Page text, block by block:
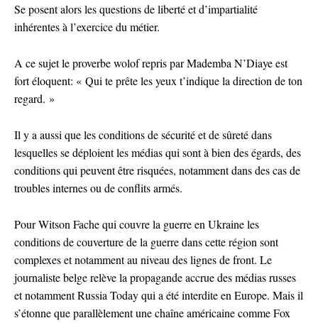
Se posent alors les questions de liberté et d’impartialité
inhérentes à l’exercice du métier.
A ce sujet le proverbe wolof repris par Mademba N’Diaye est
fort éloquent: « Qui te prête les yeux t’indique la direction de ton
regard. »
Il y a aussi que les conditions de sécurité et de sûreté dans
lesquelles se déploient les médias qui sont à bien des égards, des
conditions qui peuvent être risquées, notamment dans des cas de
troubles internes ou de conflits armés.
Pour Witson Fache qui couvre la guerre en Ukraine les
conditions de couverture de la guerre dans cette région sont
complexes et notamment au niveau des lignes de front. Le
journaliste belge relève la propagande accrue des médias russes
et notamment Russia Today qui a été interdite en Europe. Mais il
s’étonne que parallèlement une chaîne américaine comme Fox